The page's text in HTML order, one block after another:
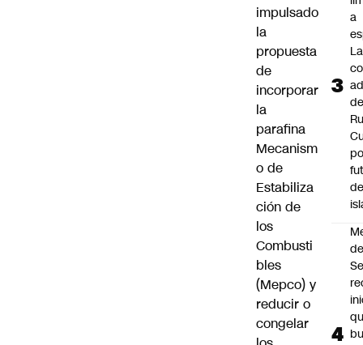
impulsado
la
propuesta
de
incorporar
la
parafina
Mecanism
o de
Estabiliza
ción de
los
Combusti
bles
(Mepco) y
reducir o
congelar
a
La
de